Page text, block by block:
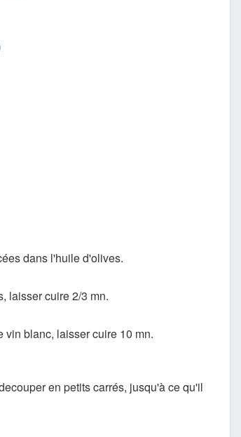
dans l'huile d'olives.
laisser cuire 2/3 mn.
blanc, laisser cuire 10 mn.
en petits carrés, jusqu'à ce qu'il